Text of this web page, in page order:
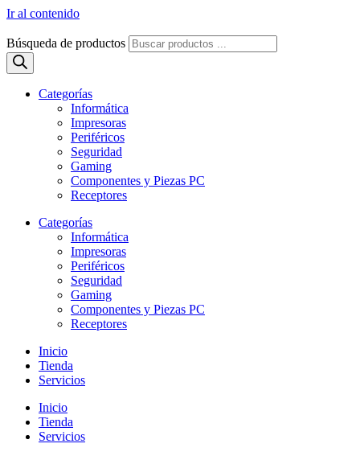
Ir al contenido
Búsqueda de productos
Categorías
Informática
Impresoras
Periféricos
Seguridad
Gaming
Componentes y Piezas PC
Receptores
Categorías
Informática
Impresoras
Periféricos
Seguridad
Gaming
Componentes y Piezas PC
Receptores
Inicio
Tienda
Servicios
Inicio
Tienda
Servicios